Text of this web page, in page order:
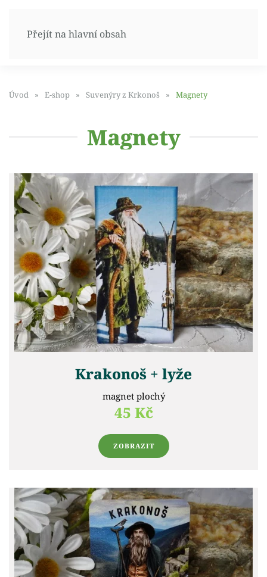
Přejít na hlavní obsah
Úvod E-shop Suvenýry z Krkonoš Magnety
Magnety
Krakonoš + lyže
magnet plochý
45 Kč
ZOBRAZIT